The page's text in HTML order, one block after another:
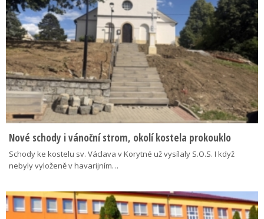
Nové schody i vánoční strom, okolí kostela prokouklo
Schody ke kostelu sv. Václava v Korytné už vysílaly S.O.S. I když
nebyly vyloženě v havarijním…